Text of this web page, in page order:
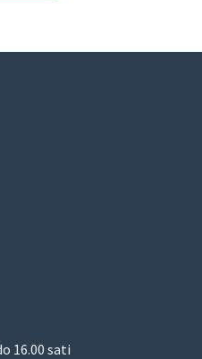
16.00 sati